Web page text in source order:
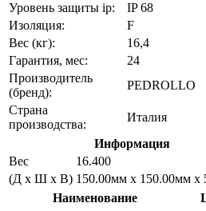
Уровень защиты ip:
IP 68
Изоляция:
F
Вес (кг):
16,4
Гарантия, мес:
24
Производитель
(бренд):
PEDROLLO
Страна
производства:
Италия
Информация
Вес
16.400
(Д х Ш х В) 150.00мм x 150.00мм x
Наименование